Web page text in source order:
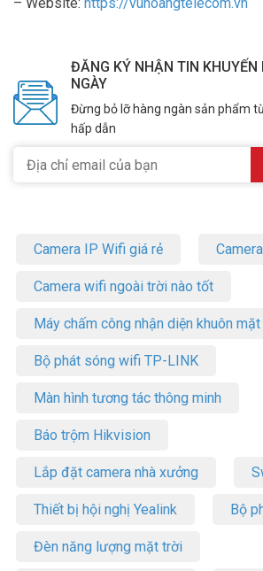
ĐĂNG KÝ NHẬN TIN KHUYẾN
NGÀY
Đừng bỏ lỡ hàng ngàn sản phẩm
hấp dẫn
Camera IP Wifi giá rẻ
Camera wifi ngoài trời nào tốt
Máy chấm công nhận diện khuôn mặt
Bộ phát sóng wifi TP-LINK
Màn hình tương tác thông minh
Báo trộm Hikvision
Lắp đặt camera nhà xưởng
Thiết bị hội nghị Yealink Bộ
Đèn năng lượng mặt trời